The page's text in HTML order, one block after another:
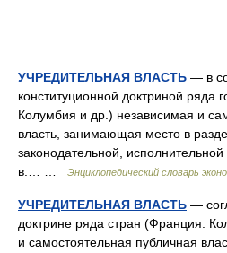
УЧРЕДИТЕЛЬНАЯ ВЛАСТЬ — в
конституционной доктриной ряда
Колумбия и др.) независимая и
власть, занимающая место в
законодательной,
в.… …
Энциклопедический словарь
УЧРЕДИТЕЛЬНАЯ ВЛАСТЬ —
доктрине ряда стран (Франция.
и самостоятельная публичная